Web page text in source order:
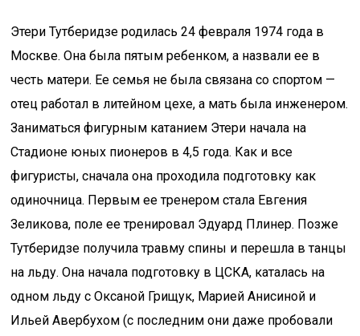
Этери Тутберидзе родилась 24 февраля 1974 года в
Москве. Она была пятым ребенком, а назвали ее в
честь матери. Ее семья не была связана со спортом —
отец работал в литейном цехе, а мать была инженером.
Заниматься фигурным катанием Этери начала на
Стадионе юных пионеров в 4,5 года. Как и все
фигуристы, сначала она проходила подготовку как
одиночница. Первым ее тренером стала Евгения
Зеликова, поле ее тренировал Эдуард Плинер. Позже
Тутберидзе получила травму спины и перешла в танцы
на льду. Она начала подготовку в ЦСКА, каталась на
одном льду с Оксаной Грищук, Марией Анисиной и
Ильей Авербухом (с последним они даже пробовали